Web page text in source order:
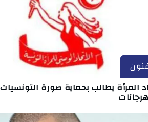
المرأة يطالب بحماية صورة